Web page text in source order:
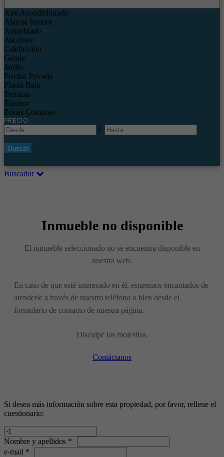
Aire Acondicionado
Alarma Interior
Amueblado
Ascensor
Calefacción
Garaje
Jardín
Piscina Privada
Planta Baja
Terrazas
Trastero
Zonas Comunes
PRECIO
€
Buscar
Buscador
Inmueble no disponible
El inmueble seleccionado no se encuentra disponible en
nuestra web.
En caso de que esté interesado en él, estaremos encantados de
atenderle a través de nuestro teléfono o bien desde el
formulario de contacto de nuestra página.
Disculpe las molestias.
Contáctanos
Si desea más información sobre esta propiedad, por favor, rellene el
cuestionario:
Nombre y apellidos *
e-mail *